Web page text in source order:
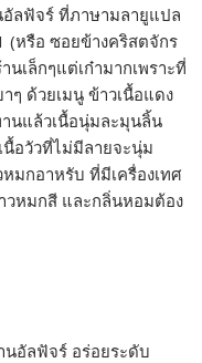
อัลฟัจร์ ที่ภาษามลายูแปล
(หรือ ซอยข้างคริสตจักร
เล็กๆแต่เก๋ามากเพราะที่
ๆ ด้วยเมนู ข้าวเนื้อแดง
นแล้วเนื้อนุ่มละมุนลิ้น
นื้อวัวที่ไม่มีลายจะนุ่ม
มกอาหรับ ที่มีเครื่องเทศ
วหมกสี และกลิ่นหอมต้อง
นอัลฟัจร์ อร่อยระดับ